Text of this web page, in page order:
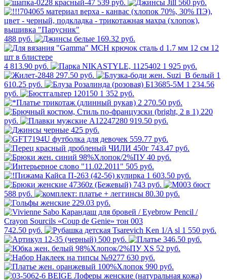
539 руб.
560 руб.
488 руб. 169.32 руб.
4 813.90 руб.
1 925 руб.
297.50 руб.
1
610.25 руб.
1 234.56
руб.
1 352 руб.
2 270.50 руб.
220
руб.
919.50 руб.
425 руб.
559.77 руб.
743.47 руб.
40 руб.
505 руб.
1 603.50 руб.
743 руб.
588 руб.
80.30 руб.
229.03 руб.
742.50 руб.
1 550 руб.
500 руб.
346.50 руб.
52 руб.
630 руб.
990 руб.